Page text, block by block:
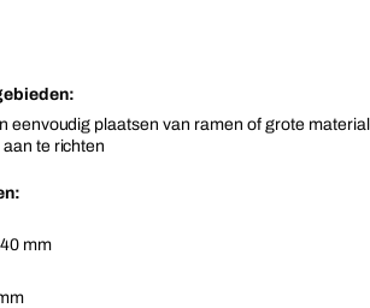
eenvoudig plaatsen van ramen of grote
te richten
mm